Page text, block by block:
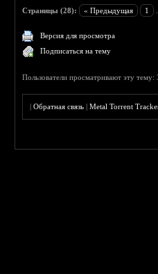
Страницы (28): « Предыдущая 1
Версия для просмотра
Подписаться на тему
Пользователи просматривают эту тему:
|Обратная связь |Metal Torrent